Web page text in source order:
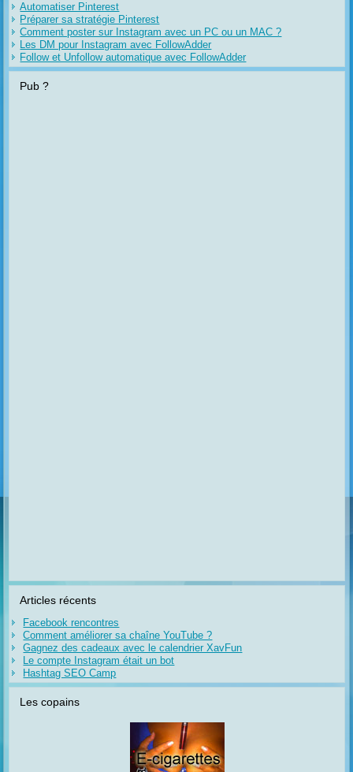
Automatiser Pinterest
Préparer sa stratégie Pinterest
Comment poster sur Instagram avec un PC ou un MAC ?
Les DM pour Instagram avec FollowAdder
Follow et Unfollow automatique avec FollowAdder
Pub ?
Articles récents
Facebook rencontres
Comment améliorer sa chaîne YouTube ?
Gagnez des cadeaux avec le calendrier XavFun
Le compte Instagram était un bot
Hashtag SEO Camp
Les copains